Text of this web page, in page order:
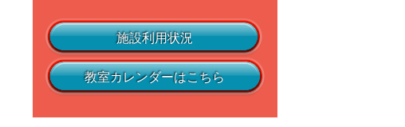
施設利用状況
教室カレンダーはこちら